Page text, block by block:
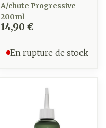
A/chute Progressive
200ml
14,90 €
En rupture de stock